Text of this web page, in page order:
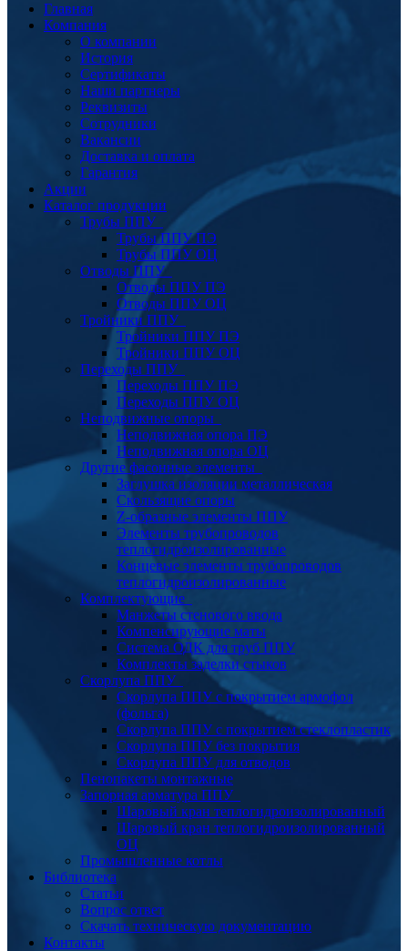
Главная
Компания
О компании
История
Сертификаты
Наши партнеры
Реквизиты
Сотрудники
Вакансии
Доставка и оплата
Гарантия
Акции
Каталог продукции
Трубы ППУ
Трубы ППУ ПЭ
Трубы ППУ ОЦ
Отводы ППУ
Отводы ППУ ПЭ
Отводы ППУ ОЦ
Тройники ППУ
Тройники ППУ ПЭ
Тройники ППУ ОЦ
Переходы ППУ
Переходы ППУ ПЭ
Переходы ППУ ОЦ
Неподвижные опоры
Неподвижная опора ПЭ
Неподвижная опора ОЦ
Другие фасонные элементы
Заглушка изоляции металлическая
Скользящие опоры
Z-образные элементы ППУ
Элементы трубопроводов
теплогидроизолированные
Концевые элементы трубопроводов
теплогидроизолированные
Комплектующие
Манжеты стенового ввода
Компенсирующие маты
Система ОДК для труб ППУ
Комплекты заделки стыков
Скорлупа ППУ
Скорлупа ППУ с покрытием армофол
(фольга)
Скорлупа ППУ с покрытием стеклопластик
Скорлупа ППУ без покрытия
Скорлупа ППУ для отводов
Пенопакеты монтажные
Запорная арматура ППУ
Шаровый кран теплогидроизолированный
Шаровый кран теплогидроизолированный
ОЦ
Промышленные котлы
Библиотека
Статьи
Вопрос ответ
Скачать техническую документацию
Контакты